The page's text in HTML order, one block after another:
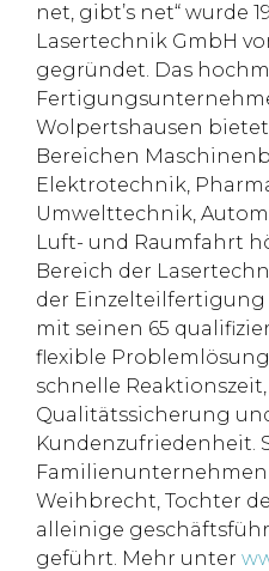
net, gibt’s net“ wurde
Lasertechnik GmbH
gegründet. Das
Wolpertshausen
Bereichen
Elektrotechnik,
Umwelttechnik,
Luft- und Raumfahrt
Bereich der
der Einzelteilfertigung
mit seinen 65
flexible
schnelle
Qualitätssicherung
Kundenzufriedenheit.
Familienunternehmen
Weihbrecht, Tochter
alleinige
geführt. Mehr unter